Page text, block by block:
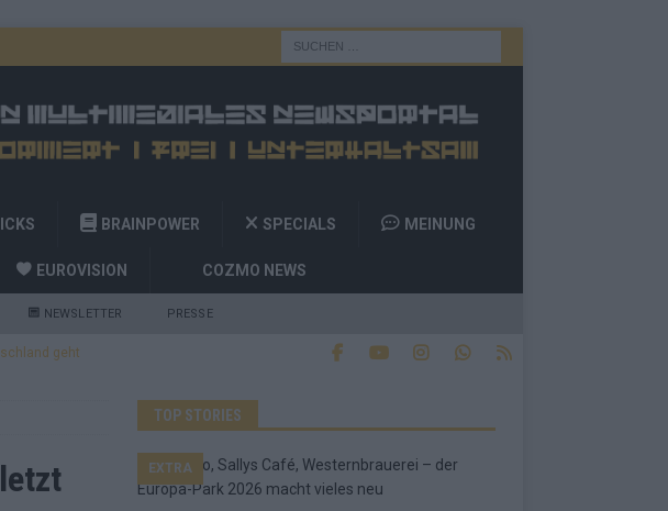
BRAINPOWER SPECIALS MEINUNG
EUROVISION COZMO NEWS
NEWSLETTER PRESSE
geht
TOP STORIES
EXTRA